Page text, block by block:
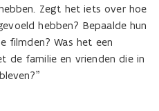
Zegt het iets over hoe
hebben? Bepaalde hun
filmden? Was het een
de familie en vrienden die in